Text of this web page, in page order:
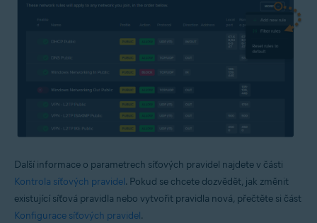
Další informace o parametrech síťových pravidel najdete v části
Kontrola síťových pravidel. Pokud se chcete dozvědět, jak změnit
existující síťová pravidla nebo vytvořit pravidla nová, přečtěte si část
Konfigurace síťových pravidel.